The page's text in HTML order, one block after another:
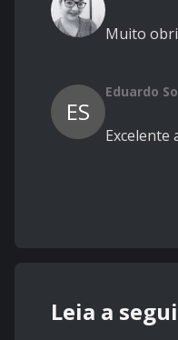
Muito
ES
Eduardo
Excelente
Leia a